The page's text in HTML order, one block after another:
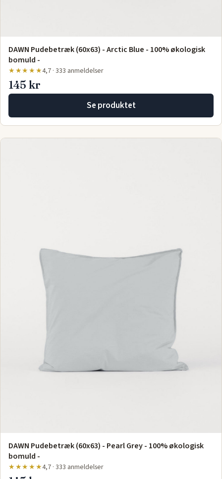
DAWN Pudebetræk (60x63) - Arctic Blue - 100% økologisk
bomuld -
★★★★★4,7 · 333 anmeldelser
145 kr
Se produktet
DAWN Pudebetræk (60x63) - Pearl Grey - 100% økologisk
bomuld -
★★★★★4,7 · 333 anmeldelser